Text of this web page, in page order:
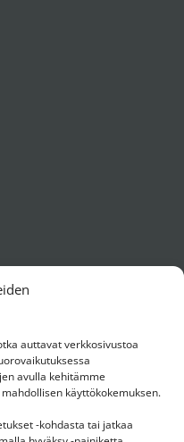
auttavat verkkosivustoa
avulla kehitämme
käyttökokemuksen.
-kohdasta tai jatkaa